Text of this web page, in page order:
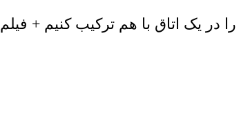
را در یک اتاق با هم ترکیب کنیم + فیلم